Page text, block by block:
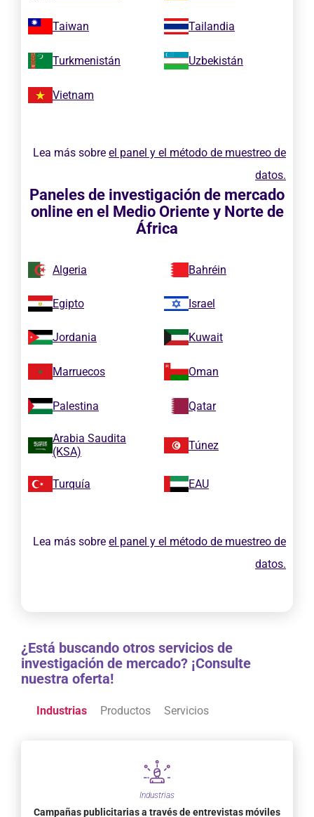
Taiwan Tailandia
Turkmenistán Uzbekistán
Vietnam
Lea más sobre el panel y el método de muestreo de
datos.
Paneles de investigación de mercado
online en el Medio Oriente y Norte de
África
Algeria Bahréin
Egipto Israel
Jordania Kuwait
Marruecos Oman
Palestina Qatar
Arabia Saudita
(KSA)
Túnez
Turquía EAU
Lea más sobre el panel y el método de muestreo de
datos.
¿Está buscando otros servicios de
investigación de mercado? ¡Consulte
nuestra oferta!
Industrias Productos Servicios
Industrias
Campañas publicitarias a través de entrevistas móviles